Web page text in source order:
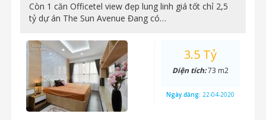
Còn 1 căn Officetel view đẹp lung linh giá tốt chỉ 2,5
tỷ dự án The Sun Avenue Đang có…
3.5 Tỷ
Diện tích:73 m2
Ngày đăng: 22-04-2020